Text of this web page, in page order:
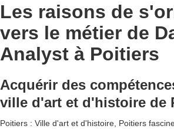
Les raisons de
vers le métier de
Analyst à Poitiers
Acquérir des
ville d'art et d'histoire de
Poitiers : Ville d'art et d'histoire, Poitiers